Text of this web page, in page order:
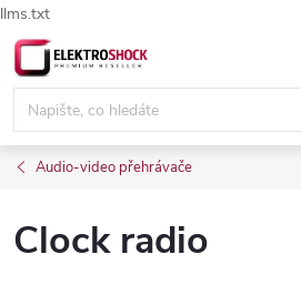
llms.txt
Přejít
na
obsah
Audio-video přehrávače
Clock radio
Elektroshock.cz - Chat